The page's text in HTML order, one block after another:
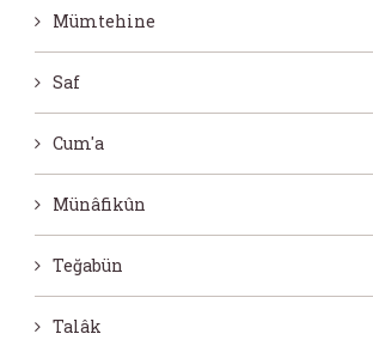
Mümtehine
Saf
Cum'a
Münâfikûn
Teğabün
Talâk